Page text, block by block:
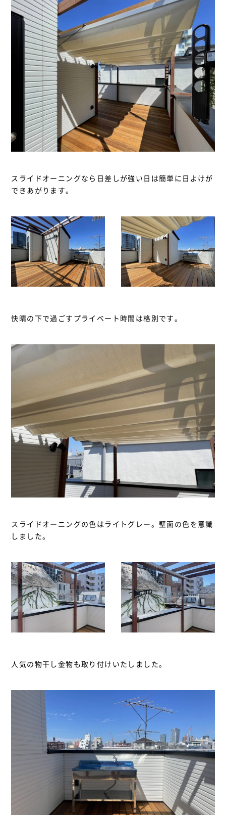
スライドオーニングなら日差しが強い日は簡単に日よけが
できあがります。
快晴の下で過ごすプライベート時間は格別です。
スライドオーニングの色はライトグレー。壁面の色を意識
しました。
人気の物干し金物も取り付けいたしました。